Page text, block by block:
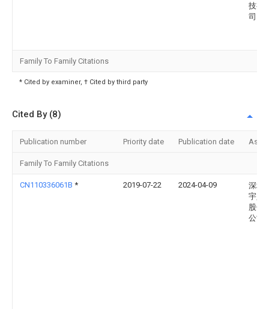
技有
司
Family To Family Citations
* Cited by examiner, † Cited by third party
Cited By (8)
Publication number Priority date Publication date
Family To Family Citations
CN110336061B * 2019-07-22 2024-04-09
深圳
宇人
股份
公司